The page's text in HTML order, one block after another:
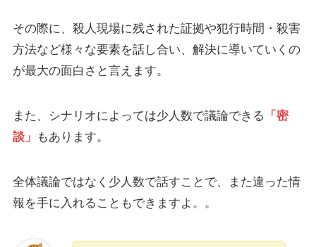
その際に、殺人現場に残された証拠や犯行時間・殺害
方法など様々な要素を話し合い、解決に導いていくの
が最大の面白さと言えます。
また、シナリオによっては少人数で議論できる
「密
談」
もあります。
全体議論ではなく少人数で話すことで、また違った情
報を手に入れることもできますよ。。